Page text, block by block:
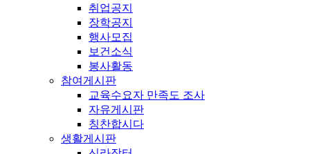
취업공지
장학공지
행사모집
보건소식
봉사활동
참여게시판
교육수요자 만족도 조사
자유게시판
칭찬합시다
생활게시판